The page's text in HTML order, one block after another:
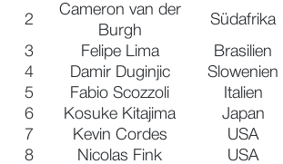
2
Cameron van der
Burgh
Südafrika
3 Felipe Lima Brasilien
4
Damir Duginjic Slowenien
5
Fabio Scozzoli Italien
6
Kosuke Kitajima Japan
7
Kevin Cordes USA
8
Nicolas Fink USA